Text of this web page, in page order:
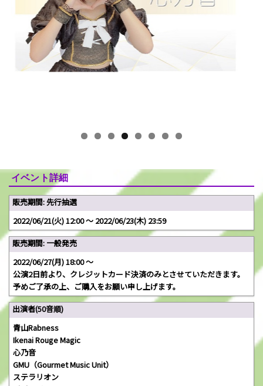
イベント詳細
販売期間: 先行抽選
2022/06/21(火) 12:00 〜 2022/06/23(木) 23:59
販売期間: 一般発売
2022/06/27(月) 18:00 〜
公演2日前より、クレジットカード決済のみとさせていただきます。
予めご了承の上、ご購入をお願い申し上げます。
出演者(50音順)
青山Rabness
Ikenai Rouge Magic
心乃音
GMU（Gourmet Music Unit）
ステラリオン